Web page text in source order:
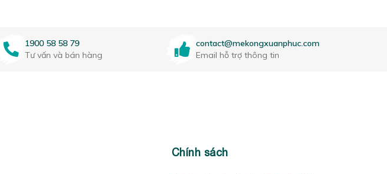
1900 58 58 79
Tư vấn và bán hàng
contact@mekongxuanphuc.com
Email hỗ trợ thông tin
Chính sách